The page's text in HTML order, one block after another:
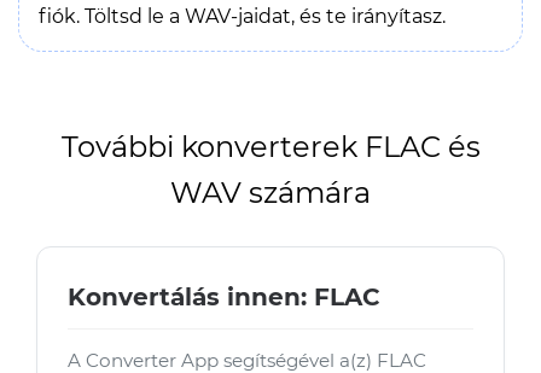
fiók. Töltsd le a WAV-jaidat, és te irányítasz.
További konverterek FLAC és
WAV számára
Konvertálás innen: FLAC
A Converter App segítségével a(z) FLAC